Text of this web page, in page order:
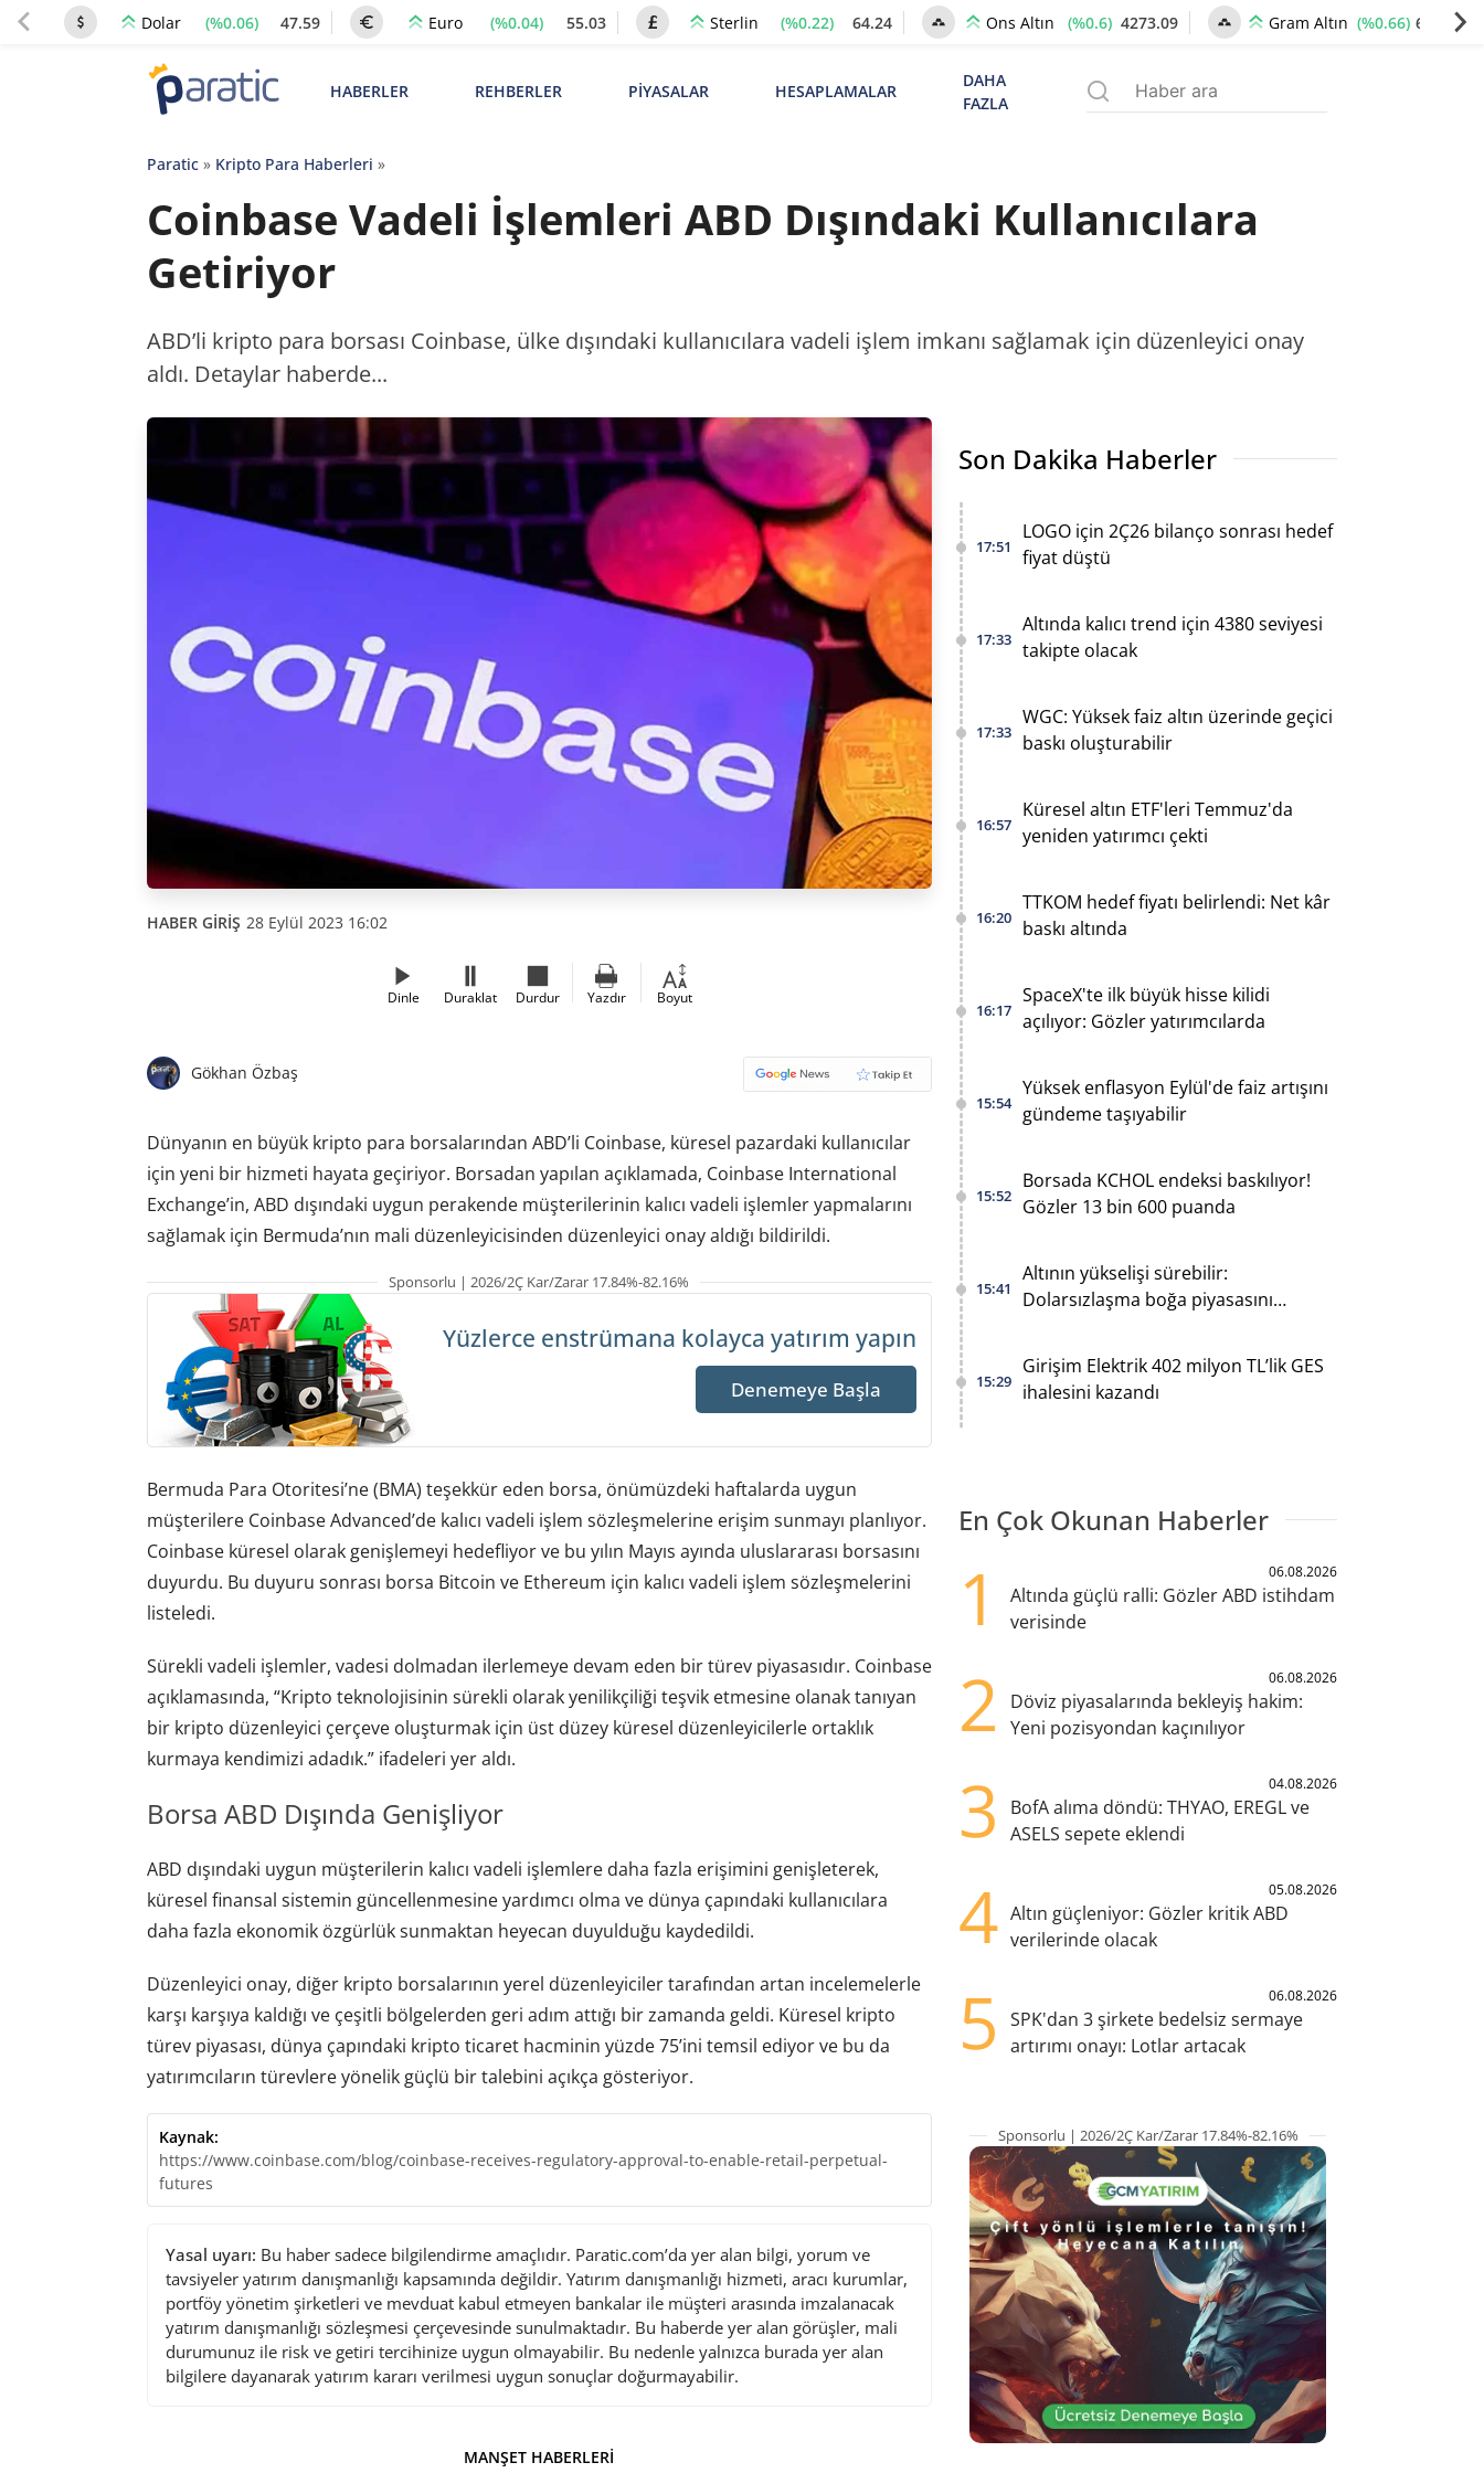
Dolar (%0.06) 47.59 Euro (%0.04) 55.03 Sterlin (%0.22) 64.24 Ons Altın (%0.6) 4273.09 Gram Altın (%0.66) 6539.19
HABERLER REHBERLER PİYASALAR HESAPLAMALAR
DAHA
FAZLA
Paratic» Kripto Para Haberleri »
Coinbase Vadeli İşlemleri ABD Dışındaki Kullanıcılara
Getiriyor
ABD’li kripto para borsası Coinbase, ülke dışındaki kullanıcılara vadeli işlem imkanı sağlamak için düzenleyici onay
aldı. Detaylar haberde...
HABER GİRİŞ 28 Eylül 2023 16:02
Dinle Duraklat Durdur Yazdır Boyut
Gökhan Özbaş
Dünyanın en büyük kripto para borsalarından ABD’li Coinbase, küresel pazardaki kullanıcılar
için yeni bir hizmeti hayata geçiriyor. Borsadan yapılan açıklamada, Coinbase International
Exchange’in, ABD dışındaki uygun perakende müşterilerinin kalıcı vadeli işlemler yapmalarını
sağlamak için Bermuda’nın mali düzenleyicisinden düzenleyici onay aldığı bildirildi.
Sponsorlu | 2026/2Ç Kar/Zarar 17.84%-82.16%
Yüzlerce enstrümana kolayca yatırım yapın
Denemeye Başla
Bermuda Para Otoritesi’ne (BMA) teşekkür eden borsa, önümüzdeki haftalarda uygun
müşterilere Coinbase Advanced’de kalıcı vadeli işlem sözleşmelerine erişim sunmayı planlıyor.
Coinbase küresel olarak genişlemeyi hedefliyor ve bu yılın Mayıs ayında uluslararası borsasını
duyurdu. Bu duyuru sonrası borsa Bitcoin ve Ethereum için kalıcı vadeli işlem sözleşmelerini
listeledi.
Sürekli vadeli işlemler, vadesi dolmadan ilerlemeye devam eden bir türev piyasasıdır. Coinbase
açıklamasında, “Kripto teknolojisinin sürekli olarak yenilikçiliği teşvik etmesine olanak tanıyan
bir kripto düzenleyici çerçeve oluşturmak için üst düzey küresel düzenleyicilerle ortaklık
kurmaya kendimizi adadık.” ifadeleri yer aldı.
Borsa ABD Dışında Genişliyor
ABD dışındaki uygun müşterilerin kalıcı vadeli işlemlere daha fazla erişimini genişleterek,
küresel finansal sistemin güncellenmesine yardımcı olma ve dünya çapındaki kullanıcılara
daha fazla ekonomik özgürlük sunmaktan heyecan duyulduğu kaydedildi.
Düzenleyici onay, diğer kripto borsalarının yerel düzenleyiciler tarafından artan incelemelerle
karşı karşıya kaldığı ve çeşitli bölgelerden geri adım attığı bir zamanda geldi. Küresel kripto
türev piyasası, dünya çapındaki kripto ticaret hacminin yüzde 75’ini temsil ediyor ve bu da
yatırımcıların türevlere yönelik güçlü bir talebini açıkça gösteriyor.
Kaynak:
https://www.coinbase.com/blog/coinbase-receives-regulatory-approval-to-enable-retail-perpetual-
futures
Yasal uyarı: Bu haber sadece bilgilendirme amaçlıdır. Paratic.com’da yer alan bilgi, yorum ve
tavsiyeler yatırım danışmanlığı kapsamında değildir. Yatırım danışmanlığı hizmeti, aracı kurumlar,
portföy yönetim şirketleri ve mevduat kabul etmeyen bankalar ile müşteri arasında imzalanacak
yatırım danışmanlığı sözleşmesi çerçevesinde sunulmaktadır. Bu haberde yer alan görüşler, mali
durumunuz ile risk ve getiri tercihinize uygun olmayabilir. Bu nedenle yalnızca burada yer alan
bilgilere dayanarak yatırım kararı verilmesi uygun sonuçlar doğurmayabilir.
MANŞET HABERLERI
Son Dakika Haberler
17:51
LOGO için 2Ç26 bilanço sonrası hedef
fiyat düştü
17:33
Altında kalıcı trend için 4380 seviyesi
takipte olacak
17:33
WGC: Yüksek faiz altın üzerinde geçici
baskı oluşturabilir
16:57
Küresel altın ETF'leri Temmuz'da
yeniden yatırımcı çekti
16:20
TTKOM hedef fiyatı belirlendi: Net kâr
baskı altında
16:17
SpaceX'te ilk büyük hisse kilidi
açılıyor: Gözler yatırımcılarda
15:54
Yüksek enflasyon Eylül'de faiz artışını
gündeme taşıyabilir
15:52
Borsada KCHOL endeksi baskılıyor!
Gözler 13 bin 600 puanda
15:41
Altının yükselişi sürebilir:
Dolarsızlaşma boğa piyasasını
15:29
Girişim Elektrik 402 milyon TL’lik GES
ihalesini kazandı
En Çok Okunan Haberler
1 06.08.2026
Altında güçlü ralli: Gözler ABD istihdam
verisinde
2 06.08.2026
Döviz piyasalarında bekleyiş hakim:
Yeni pozisyondan kaçınılıyor
3 04.08.2026
BofA alıma döndü: THYAO, EREGL ve
ASELS sepete eklendi
4 05.08.2026
Altın güçleniyor: Gözler kritik ABD
verilerinde olacak
5 06.08.2026
SPK'dan 3 şirkete bedelsiz sermaye
artırımı onayı: Lotlar artacak
Sponsorlu | 2026/2Ç Kar/Zarar 17.84%-82.16%